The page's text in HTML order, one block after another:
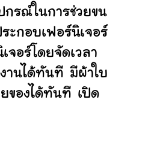
รณ์ในการช่วยขน
กอบเฟอร์นิเจอร์
จอร์โดยจัดเวลา
านได้ทันที มีผ้าใบ
ของได้ทันที เปิด